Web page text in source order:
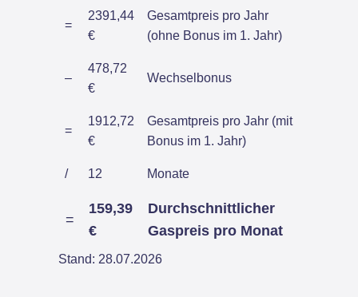
=
2391,44
€
Gesamtpreis pro Jahr
(ohne Bonus im 1. Jahr)
–
478,72
€
Wechselbonus
=
1912,72
€
Gesamtpreis pro Jahr (mit
Bonus im 1. Jahr)
/ 12 Monate
=
159,39
€
Durchschnittlicher
Gaspreis pro Monat
Stand: 28.07.2026